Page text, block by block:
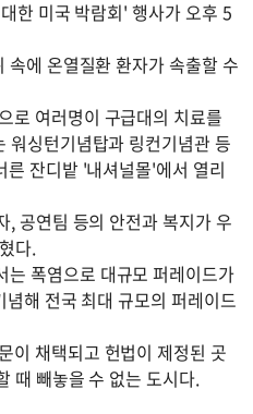
한 미국 박람회' 행사가 오후 5
에 온열질환 환자가 속출할 수
로 여러명이 구급대의 치료를
워싱턴기념탑과 링컨기념관 등
른 잔디밭 '내셔널몰'에서 열리
공연팀 등의 안전과 복지가 우
다.
폭염으로 대규모 퍼레이드가
해 전국 최대 규모의 퍼레이드
이 채택되고 헌법이 제정된 곳
때 빼놓을 수 없는 도시다.